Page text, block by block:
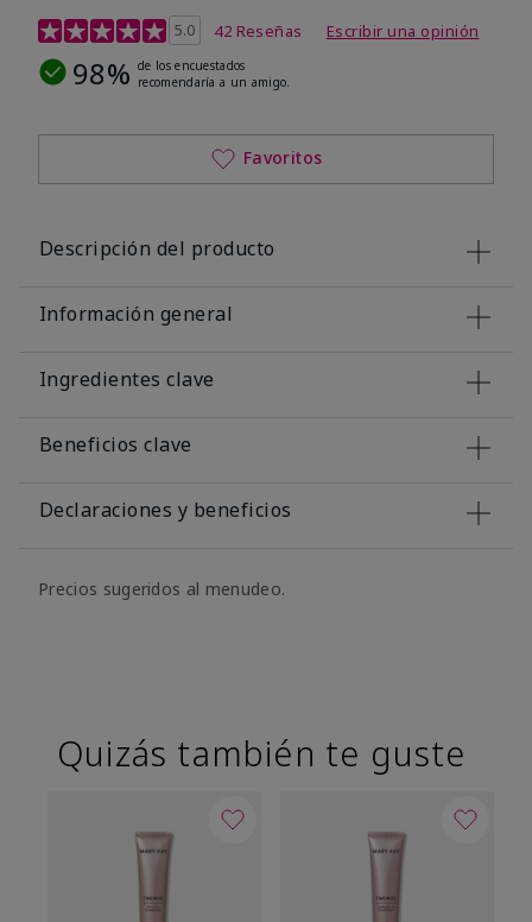
Calificación de clientes de 3,8 de 5
5.0 42 Reseñas Escribir una opinión
98% de los encuestados
recomendaría a un amigo.
Favoritos
Descripción del producto
Información general
Ingredientes clave
Beneficios clave
Declaraciones y beneficios
Precios sugeridos al menudeo.
Quizás también te guste